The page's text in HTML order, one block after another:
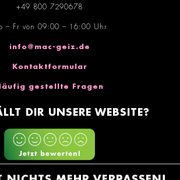
+49 800 7290678
– Fr von 09:00 – 16:00 Uhr
info@mac-geiz.de
Kontaktformular
gestellte Fragen
DIR UNSERE WEBSITE?